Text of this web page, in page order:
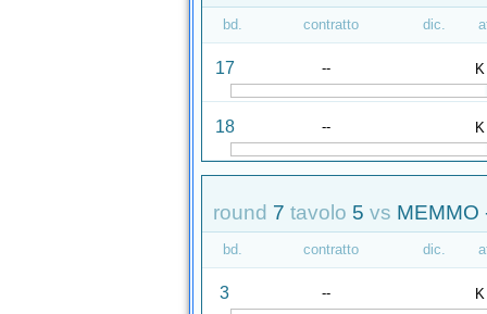
bd. contratto dic.
17 -- K
18 -- K
round 7 tavolo 5 vs MEMMO
bd. contratto dic.
3 -- K